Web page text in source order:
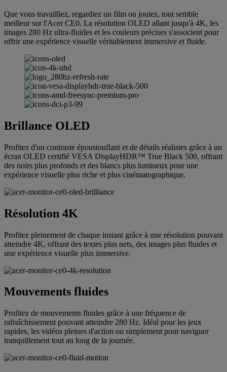
Que vous travailliez, regardiez un film ou jouiez, tout semble
meilleur sur l'Acer CE0. La résolution OLED allant jusqu'à 4K, les
images 280 Hz ultra-fluides et les couleurs précises s'associent pour
offrir une expérience visuelle véritablement immersive et fluide.
Brillance OLED
Profitez d'un contraste époustouflant et de détails réalistes grâce à un
écran OLED certifié VESA DisplayHDR™ True Black 500, offrant
des noirs plus profonds et des blancs plus lumineux pour une
expérience visuelle plus riche et plus cinématographique.
Résolution 4K
Profitez pleinement de chaque instant grâce à une résolution pouvant
atteindre 4K, offrant des textes plus nets, des images plus fluides et
une expérience visuelle plus immersive.
Mouvements fluides
Profitez de mouvements fluides grâce à une fréquence de
rafraîchissement pouvant atteindre 280 Hz. Idéal pour les jeux
rapides, les vidéos pleines d'action ou simplement pour naviguer
tranquillement tout au long de la journée.